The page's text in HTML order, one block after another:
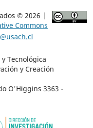
© 2026 |
Commons
Tecnológica
y Creación
O'Higgins 3363 -